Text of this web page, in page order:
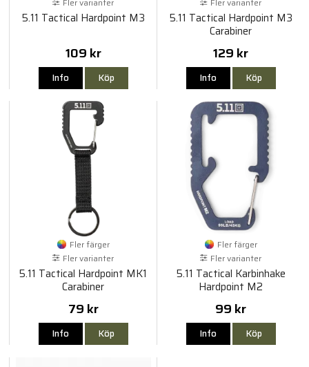
5.11 Tactical Hardpoint M3
109 kr
Info Köp
5.11 Tactical Hardpoint M3
Carabiner
129 kr
Info Köp
Fler färger
Fler varianter
5.11 Tactical Hardpoint MK1
Carabiner
79 kr
Info Köp
Fler färger
Fler varianter
5.11 Tactical Karbinhake
Hardpoint M2
99 kr
Info Köp